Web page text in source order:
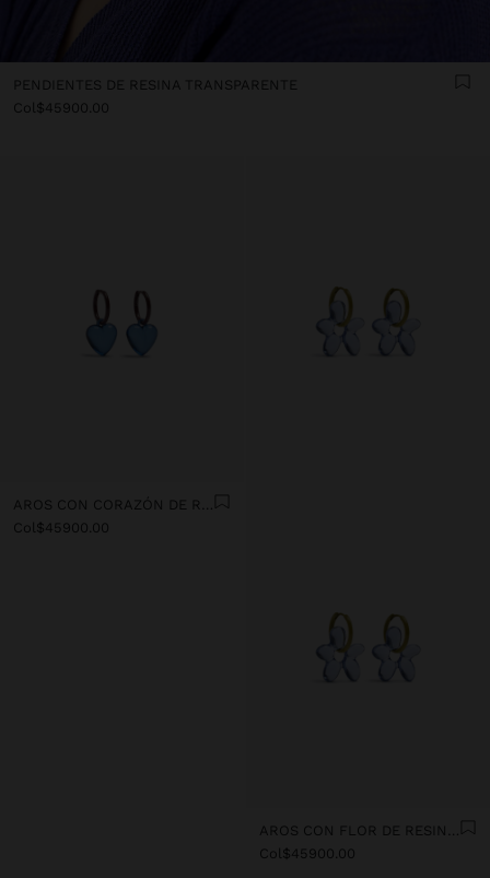
PENDIENTES DE RESINA TRANSPARENTE
Col$45900.00
AROS CON CORAZÓN DE RESINA TRANSPARENTE
Col$45900.00
AROS CON FLOR DE RESINA TRANSPARENTE
Col$45900.00